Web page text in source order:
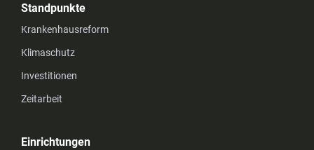
Standpunkte
Krankenhausreform
Klimaschutz
Investitionen
Zeitarbeit
Einrichtungen